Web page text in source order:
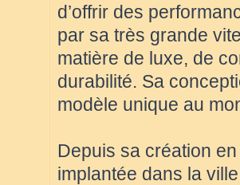
d’offrir des
par sa très grande
matière de luxe, de
durabilité. Sa
modèle unique au
Depuis sa création
implantée dans la